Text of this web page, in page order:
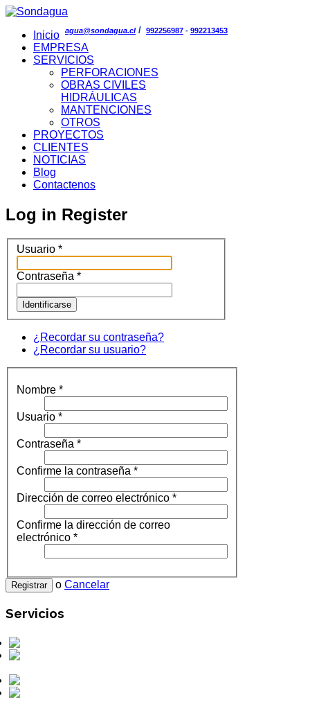
agua@sondagua.cl/ 992256987 - 992213453
Inicio
EMPRESA
SERVICIOS
PERFORACIONES
OBRAS CIVILES
HIDRÁULICAS
MANTENCIONES
OTROS
PROYECTOS
CLIENTES
NOTICIAS
Blog
Contactenos
Log in Register
Usuario *
Contraseña *
Identificarse
¿Recordar su contraseña?
¿Recordar su usuario?
Nombre *
Usuario *
Contraseña *
Confirme la contraseña *
Dirección de correo electrónico *
Confirme la dirección de correo
electrónico *
Registrar o Cancelar
Servicios